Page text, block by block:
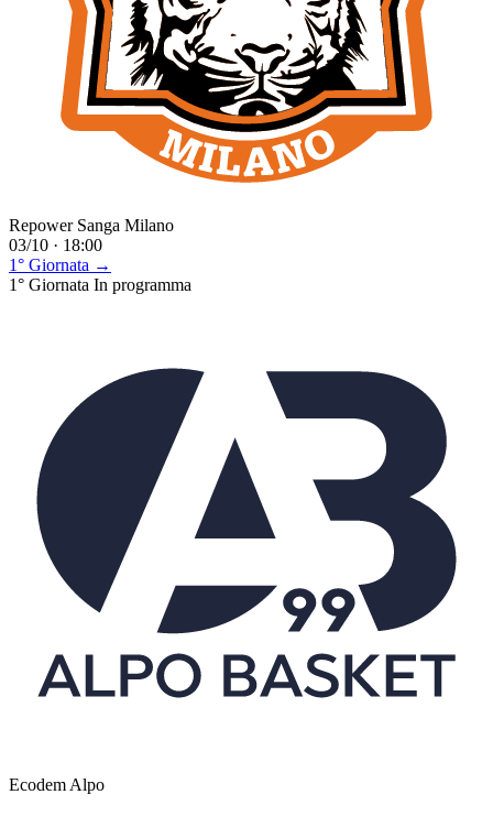
Repower Sanga Milano
03/10 · 18:00
1° Giornata →
1° Giornata In programma
Ecodem Alpo